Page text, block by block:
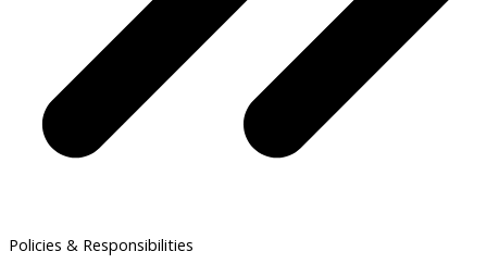
Policies & Responsibilities